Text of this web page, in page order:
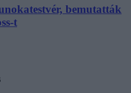
bemutatták
t